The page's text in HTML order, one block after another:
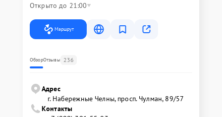
Открыто до 21:00
Маршрут
ОбзорОтзывы 236
Адрес
г. Набережные Челны, просп. Чулман, 89/57
Контакты